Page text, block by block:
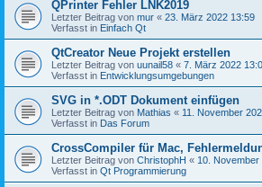
QPrinter Fehler LNK2019
Letzter Beitrag von mur « 23. März 2022 13:59
Verfasst in Einfach Qt
QtCreator Neue Projekt erstellen
Letzter Beitrag von uunail58 « 7. März 2022
Verfasst in Entwicklungsumgebungen
SVG in *.ODT Dokument einfügen
Letzter Beitrag von Mathias « 11. November
Verfasst in Das Forum
CrossCompiler für Mac,
Letzter Beitrag von ChristophH « 10. November
Verfasst in Qt Programmierung